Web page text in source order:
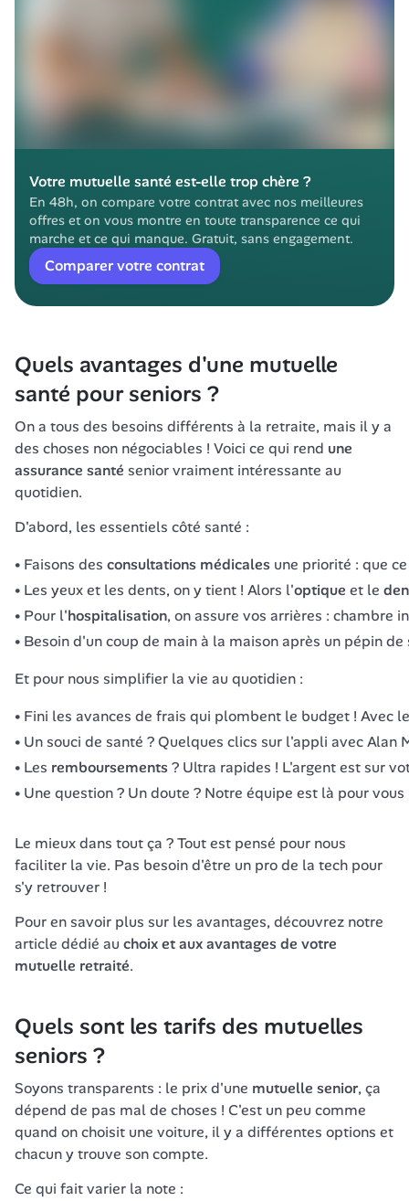
Votre mutuelle santé est-elle trop chère ?
En 48h, on compare votre contrat avec nos meilleures
offres et on vous montre en toute transparence ce qui
marche et ce qui manque. Gratuit, sans engagement.
Comparer votre contrat
Quels avantages d'une mutuelle
santé pour seniors ?
On a tous des besoins différents à la retraite, mais il y a
des choses non négociables ! Voici ce qui rend une
assurance santé senior vraiment intéressante au
quotidien.
D'abord, les essentiels côté santé :
Faisons des consultations médicales une priorité : que
Les yeux et les dents, on y tient ! Alors l'optique et le
Pour l'hospitalisation, on assure vos arrières : chambre
Besoin d'un coup de main à la maison après un pépin
Et pour nous simplifier la vie au quotidien :
Fini les avances de frais qui plombent le budget ! Avec
Un souci de santé ? Quelques clics sur l'appli avec
Les remboursements? Ultra rapides ! L'argent est sur
Une question ? Un doute ? Notre équipe est là pour
Le mieux dans tout ça ? Tout est pensé pour nous
faciliter la vie. Pas besoin d'être un pro de la tech pour
s'y retrouver !
Pour en savoir plus sur les avantages, découvrez notre
article dédié au choix et aux avantages de votre
mutuelle retraité.
Quels sont les tarifs des mutuelles
seniors ?
Soyons transparents : le prix d'une mutuelle senior, ça
dépend de pas mal de choses ! C'est un peu comme
quand on choisit une voiture, il y a différentes options et
chacun y trouve son compte.
Ce qui fait varier la note :